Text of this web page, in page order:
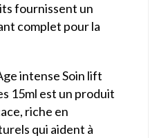
fournissent un
complet pour la
intense Soin lift
15ml est un produit
riche en
qui aident à